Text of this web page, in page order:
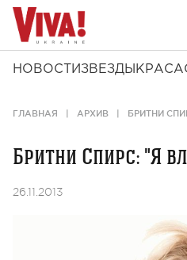
НОВОСТИ ЗВЕЗДЫ КРАСА
ГЛАВНАЯ АРХИВ БРИТНИ
Бритни Спирс: "Я
26.11.2013